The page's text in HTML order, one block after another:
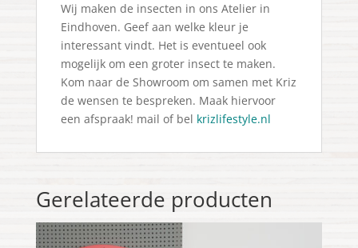
Wij maken de insecten in ons Atelier in
Eindhoven. Geef aan welke kleur je
interessant vindt. Het is eventueel ook
mogelijk om een groter insect te maken.
Kom naar de Showroom om samen met Kriz
de wensen te bespreken. Maak hiervoor
een afspraak! mail of bel krizlifestyle.nl
Gerelateerde producten